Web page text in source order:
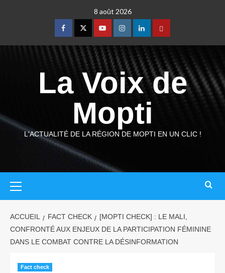
8 août 2026
La Voix de
Mopti
L'ACTUALITÉ DE LA RÉGION DE MOPTI EN UN CLIC !
ACCUEIL FACT CHECK
[MOPTI CHECK] : LE MALI,
CONFRONTÉ AUX ENJEUX DE LA PARTICIPATION FÉMININE
DANS LE COMBAT CONTRE LA DÉSINFORMATION
Fact check